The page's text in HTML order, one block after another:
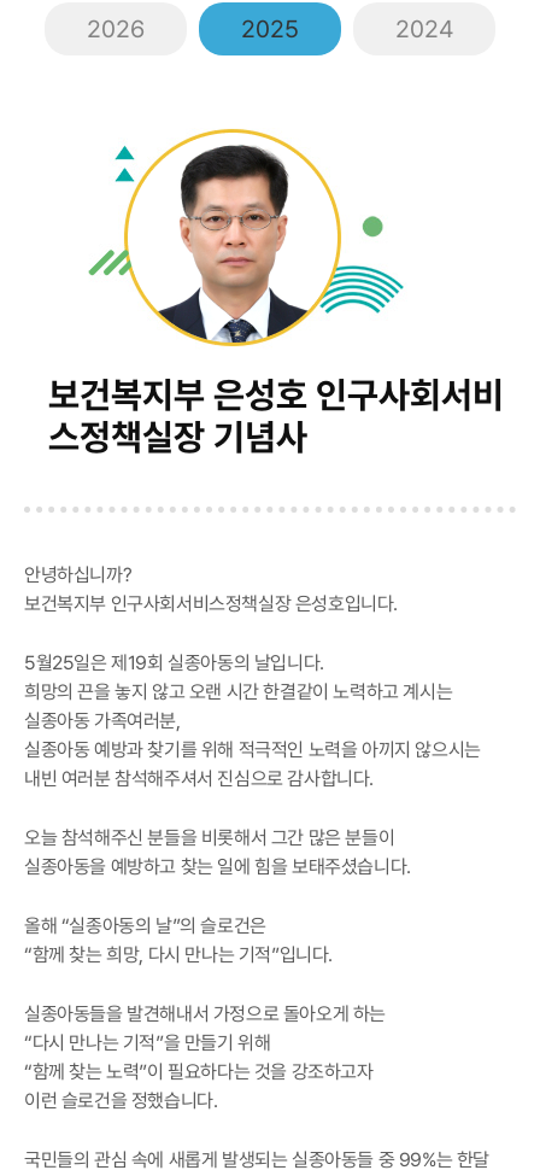
2026 2025 2024
보건복지부 은성호 인구사회서비
스정책실장 기념사
안녕하십니까?
보건복지부 인구사회서비스정책실장 은성호입니다.
5월25일은 제19회 실종아동의 날입니다.
희망의 끈을 놓지 않고 오랜 시간 한결같이 노력하고 계시는
실종아동 가족여러분,
실종아동 예방과 찾기를 위해 적극적인 노력을 아끼지 않으시는
내빈 여러분 참석해주셔서 진심으로 감사합니다.
오늘 참석해주신 분들을 비롯해서 그간 많은 분들이
실종아동을 예방하고 찾는 일에 힘을 보태주셨습니다.
올해 “실종아동의 날”의 슬로건은
“함께 찾는 희망, 다시 만나는 기적”입니다.
실종아동들을 발견해내서 가정으로 돌아오게 하는
“다시 만나는 기적”을 만들기 위해
“함께 찾는 노력”이 필요하다는 것을 강조하고자
이런 슬로건을 정했습니다.
국민들의 관심 속에 새롭게 발생되는 실종아동들 중 99%는 한달